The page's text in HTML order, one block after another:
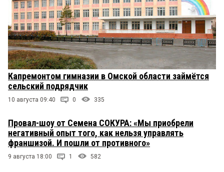
Капремонтом гимназии в Омской области займётся
сельский подрядчик
10 августа 09:40 0 335
Провал-шоу от Семена СОКУРА: «Мы приобрели
негативный опыт того, как нельзя управлять
франшизой. И пошли от противного»
9 августа 18:00 1 582